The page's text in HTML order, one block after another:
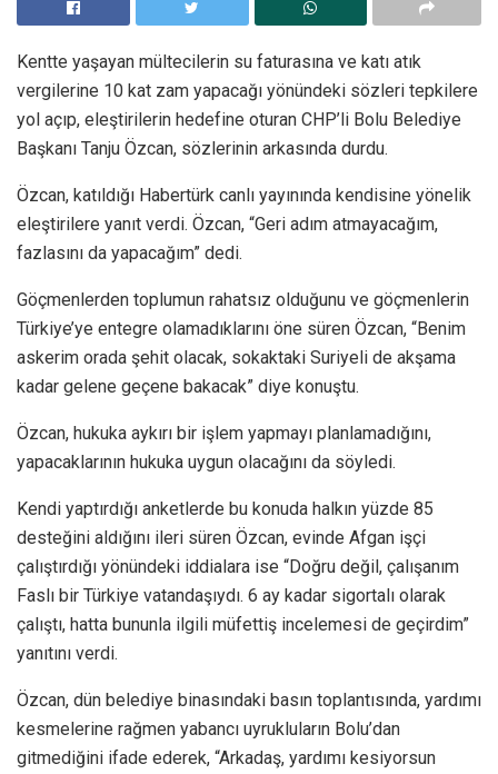
Kentte yaşayan mültecilerin su faturasına ve katı atık
vergilerine 10 kat zam yapacağı yönündeki sözleri tepkilere
yol açıp, eleştirilerin hedefine oturan CHP’li Bolu Belediye
Başkanı Tanju Özcan, sözlerinin arkasında durdu.
Özcan, katıldığı Habertürk canlı yayınında kendisine yönelik
eleştirilere yanıt verdi. Özcan, “Geri adım atmayacağım,
fazlasını da yapacağım” dedi.
Göçmenlerden toplumun rahatsız olduğunu ve göçmenlerin
Türkiye’ye entegre olamadıklarını öne süren Özcan, “Benim
askerim orada şehit olacak, sokaktaki Suriyeli de akşama
kadar gelene geçene bakacak” diye konuştu.
Özcan, hukuka aykırı bir işlem yapmayı planlamadığını,
yapacaklarının hukuka uygun olacağını da söyledi.
Kendi yaptırdığı anketlerde bu konuda halkın yüzde 85
desteğini aldığını ileri süren Özcan, evinde Afgan işçi
çalıştırdığı yönündeki iddialara ise “Doğru değil, çalışanım
Faslı bir Türkiye vatandaşıydı. 6 ay kadar sigortalı olarak
çalıştı, hatta bununla ilgili müfettiş incelemesi de geçirdim”
yanıtını verdi.
Özcan, dün belediye binasındaki basın toplantısında, yardımı
kesmelerine rağmen yabancı uyrukluların Bolu’dan
gitmediğini ifade ederek, “Arkadaş, yardımı kesiyorsun